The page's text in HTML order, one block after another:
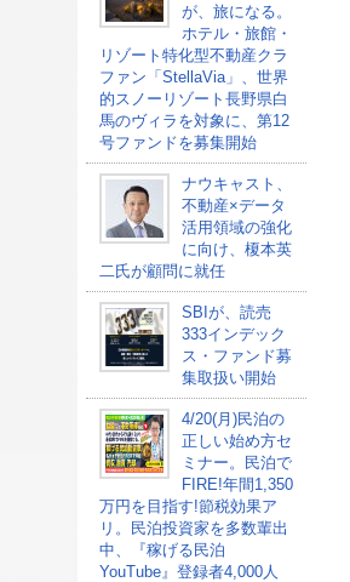
が、旅になる。
ホテル・旅館・
リゾート特化型不動産クラ
ファン「StellaVia」、世界
的スノーリゾート長野県白
馬のヴィラを対象に、第12
号ファンドを募集開始
ナウキャスト、
不動産×データ
活用領域の強化
に向け、榎本英
二氏が顧問に就任
SBIが、読売
333インデック
ス・ファンド募
集取扱い開始
4/20(月)民泊の
正しい始め方セ
ミナー。民泊で
FIRE!年間1,350
万円を目指す!節税効果ア
リ。民泊投資家を多数輩出
中、『稼げる民泊
YouTube』登録者4,000人